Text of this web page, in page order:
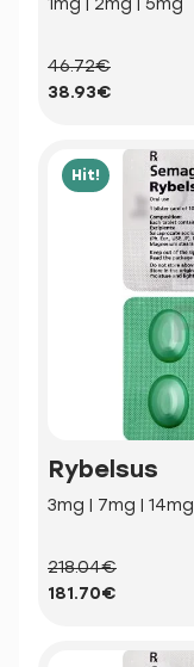
46.72€
38.93€
Hit!
Rybelsus
3mg | 7mg | 14mg
218.04€
181.70€